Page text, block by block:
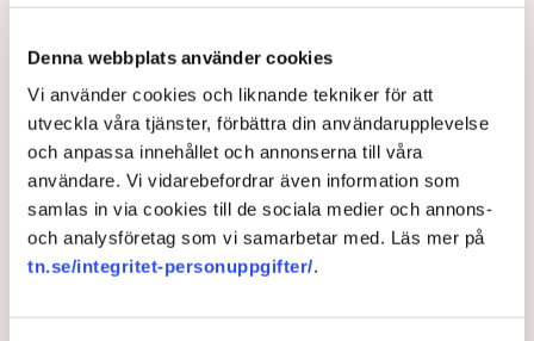
Denna webbplats använder cookies
Vi använder cookies och liknande tekniker för att
utveckla våra tjänster, förbättra din användarupplevelse
och anpassa innehållet och annonserna till våra
användare. Vi vidarebefordrar även information som
samlas in via cookies till de sociala medier och annons-
och analysföretag som vi samarbetar med. Läs mer på
tn.se/integritet-personuppgifter/.
Proteinfabriken banar väg för
ärtsuccé